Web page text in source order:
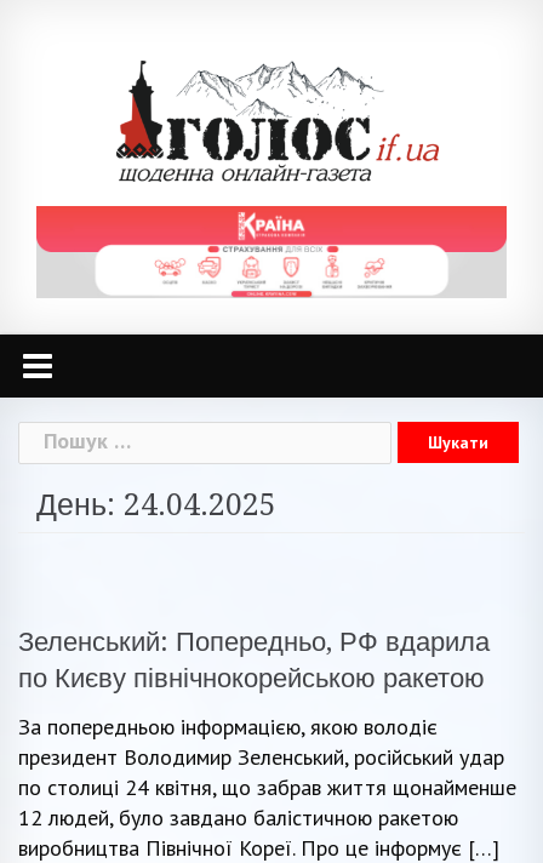
Пошук:
День: 24.04.2025
Зеленський: Попередньо, РФ вдарила
по Києву північнокорейською ракетою
За попередньою інформацією, якою володіє
президент Володимир Зеленський, російський удар
по столиці 24 квітня, що забрав життя щонайменше
12 людей, було завдано балістичною ракетою
виробництва Північної Кореї. Про це інформує […]